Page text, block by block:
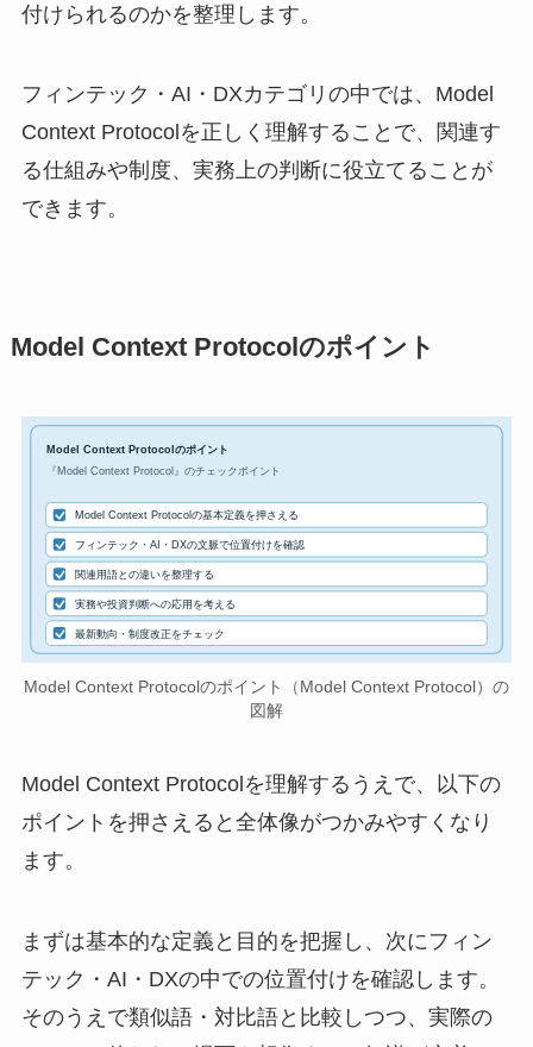
付けられるのかを整理します。
フィンテック・AI・DXカテゴリの中では、Model
Context Protocolを正しく理解することで、関連す
る仕組みや制度、実務上の判断に役立てることが
できます。
Model Context Protocolのポイント
Model Context Protocolのポイント
『Model Context Protocol』のチェックポイント
Model Context Protocolの基本定義を押さえる
フィンテック・AI・DXの文脈で位置付けを確認
関連用語との違いを整理する
実務や投資判断への応用を考える
最新動向・制度改正をチェック
Model Context Protocolのポイント（Model Context Protocol）の
図解
Model Context Protocolを理解するうえで、以下の
ポイントを押さえると全体像がつかみやすくなり
ます。
まずは基本的な定義と目的を把握し、次にフィン
テック・AI・DXの中での位置付けを確認します。
そのうえで類似語・対比語と比較しつつ、実際の